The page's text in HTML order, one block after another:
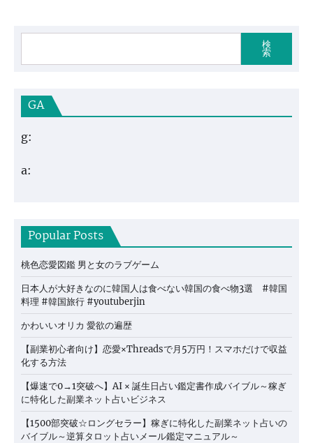
検
索
GA
g:
a:
Popular Posts
桃色恋愛図鑑 男と女のラブゲーム
日本人が大好きなのに韓国人は食べない韓国の食べ物3選 #韓国
料理 #韓国旅行 #youtuberjin
かわいいオリカ 愛欲の遍歴
【副業初心者向け】恋愛×Threadsで月5万円！スマホだけで収益
化する方法
【爆速で0→1突破へ】AI × 誕生日占い鑑定書作成バイブル～稼ぎ
に特化した副業ネット占いビジネス
【1500部突破☆ロングセラー】稼ぎに特化した副業ネット占いの
バイブル～逆算タロット占いメール鑑定マニュアル～